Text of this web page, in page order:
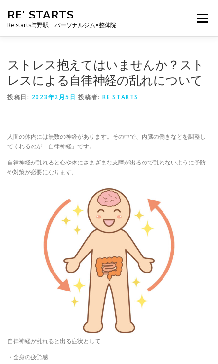
RE' STARTS
Re'starts与野駅 パーソナルジム×整体院
メニュー
ストレス抱えてはいませんか？スト
レスによる自律神経の乱れについて
投稿日: 2023年2月5日 投稿者: RE STARTS
人間の体内には無数の神経があります。その中で、内臓の働きなどを調整し
てくれるのが「自律神経」です。
自律神経が乱れると心や体にさまざまな支障が出るので乱れないように予防
や対策が必要になります。
自律神経が乱れると出る症状として
・全身の疲労感